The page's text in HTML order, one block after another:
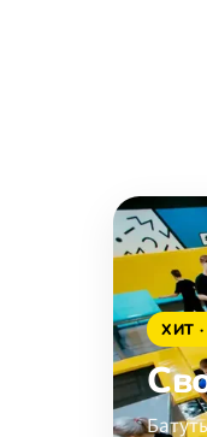
ХИТ